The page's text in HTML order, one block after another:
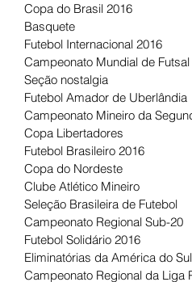
Copa do Brasil 2016
Basquete
Futebol Internacional 2016
Campeonato Mundial de Futsal
Seção nostalgia
Futebol Amador de Uberlândia
Campeonato Mineiro da
Copa Libertadores
Futebol Brasileiro 2016
Copa do Nordeste
Clube Atlético Mineiro
Seleção Brasileira de Futebol
Campeonato Regional Sub-20
Futebol Solidário 2016
Eliminatórias da América do
Campeonato Regional da Liga